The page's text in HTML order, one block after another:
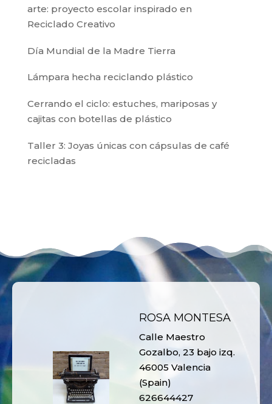
arte: proyecto escolar inspirado en
Reciclado Creativo
Día Mundial de la Madre Tierra
Lámpara hecha reciclando plástico
Cerrando el ciclo: estuches, mariposas y
cajitas con botellas de plástico
Taller 3: Joyas únicas con cápsulas de café
recicladas
ROSA MONTESA
Calle Maestro
Gozalbo, 23 bajo izq.
46005 Valencia
(Spain)
626644427